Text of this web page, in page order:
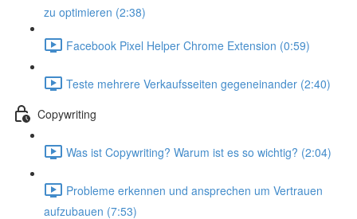
zu optimieren (2:38)
Facebook Pixel Helper Chrome Extension (0:59)
Teste mehrere Verkaufsseiten gegeneinander (2:40)
Copywriting
Was ist Copywriting? Warum ist es so wichtig? (2:04)
Probleme erkennen und ansprechen um Vertrauen
aufzubauen (7:53)